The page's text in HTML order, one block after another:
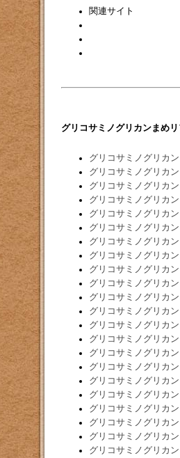
関連サイト
グリコサミノグリカンまめ
グリコサミノグリカ
グリコサミノグリカ
グリコサミノグリカ
グリコサミノグリカ
グリコサミノグリカ
グリコサミノグリカ
グリコサミノグリカ
グリコサミノグリカ
グリコサミノグリカ
グリコサミノグリカ
グリコサミノグリカ
グリコサミノグリカ
グリコサミノグリカ
グリコサミノグリカ
グリコサミノグリカ
グリコサミノグリカ
グリコサミノグリカ
グリコサミノグリカ
グリコサミノグリカ
グリコサミノグリカ
グリコサミノグリカ
グリコサミノグリカ